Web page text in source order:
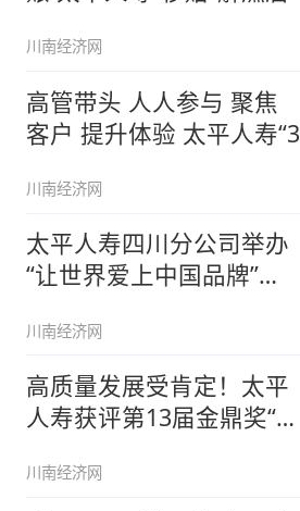
川南经济网
高管带头 人人参与 聚焦
客户 提升体验 太平人寿“3
川南经济网
太平人寿四川分公司举办
“让世界爱上中国品牌”第
川南经济网
高质量发展受肯定！太平
人寿获评第13届金鼎奖“年
川南经济网